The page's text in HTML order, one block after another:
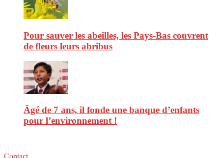
Pour sauver les abeilles, les Pays-Bas couvrent
de fleurs leurs abribus
Âgé de 7 ans, il fonde une banque d’enfants
pour l’environnement !
Contact